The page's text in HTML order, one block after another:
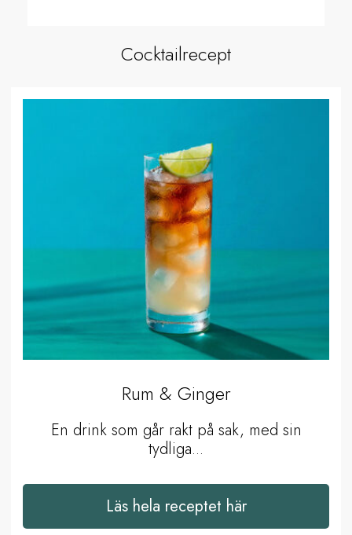
Cocktailrecept
Rum & Ginger
En drink som går rakt på sak, med sin
tydliga...
Läs hela receptet här